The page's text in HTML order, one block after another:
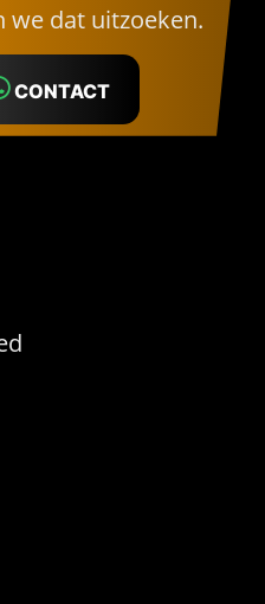
we dat uitzoeken.
CONTACT